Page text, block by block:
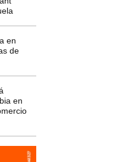
en
de
en